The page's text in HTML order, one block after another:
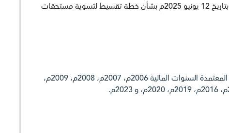
والجمارك يوم الخميس بتاريخ 12 يونيو 2025م بشأن خطة تقسيط لتسوية مستحقات
وتغطي خطة التقسيط المعتمدة السنوات المالية 2006م، 2007م، 2008م، 2009م،